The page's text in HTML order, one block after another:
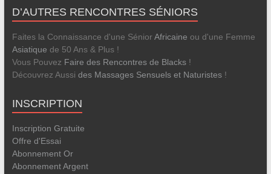
D’AUTRES RENCONTRES SÉNIORS
Faites la Connaissance d'une SéniorAfricaine ou d'une Femme
Asiatique de 50 Ans & Plus !
Vous Pouvez Faire des Rencontres de Blacks!
Découvrez Aussi des Massages Sensuels et Naturistes!
INSCRIPTION
Inscription Gratuite
Offre d'Essai
Abonnement Or
Abonnement Argent